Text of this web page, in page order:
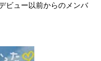
ビュー以前からのメンバ